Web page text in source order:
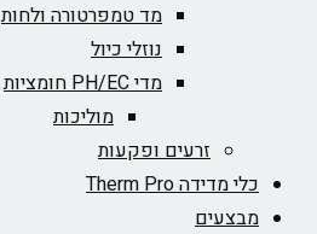
מד טמפרטורה ולחות
נוזלי כיול
מדי PH/EC חומציות
מוליכות
זרעים ופקעות
כלי מדידה Therm Pro
מבצעים